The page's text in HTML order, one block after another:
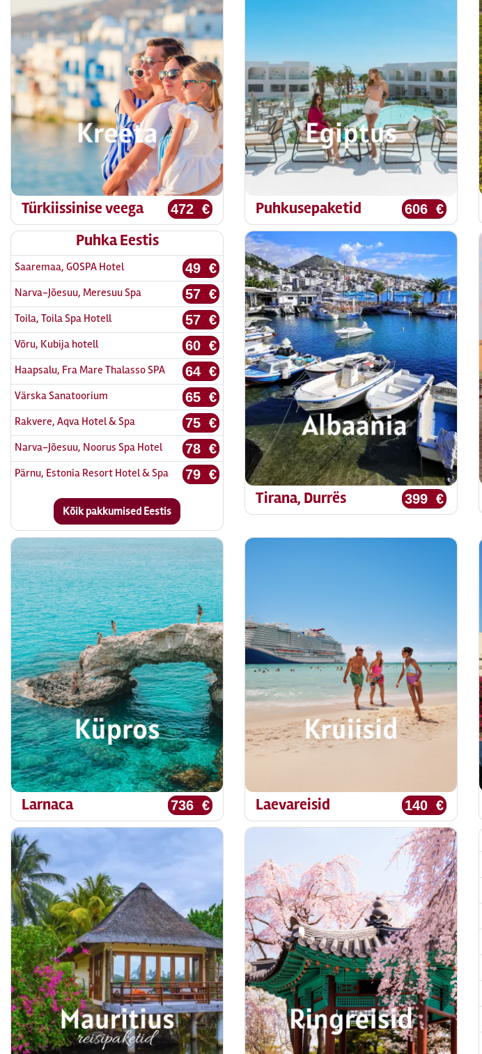
472 €
Türkiissinise veega 606 €
Puhkusepaketid
Puhka Eestis
Saaremaa, GOSPA Hotel 49 €
Narva-Jõesuu, Meresuu Spa 57 €
Toila, Toila Spa Hotell 57 €
Võru, Kubija hotell 60 €
Haapsalu, Fra Mare Thalasso SPA 64 €
Värska Sanatoorium 65 €
Rakvere, Aqva Hotel & Spa 75 €
Narva-Jõesuu, Noorus Spa Hotel 78 €
Pärnu, Estonia Resort Hotel & Spa
79 €
399 €
Tirana, Durrës
736 €
Larnaca 140 €
Laevareisid